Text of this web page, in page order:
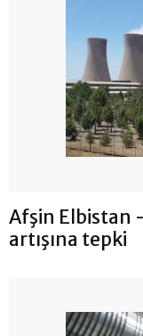
Afşin Elbistan
artışına tepki